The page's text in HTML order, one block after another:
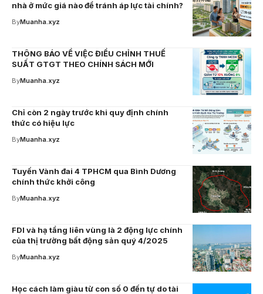
nhà ở mức giá nào để tránh áp lực tài chính?
ByMuanha.xyz
THÔNG BÁO VỀ VIỆC ĐIỀU CHỈNH THUẾ
SUẤT GTGT THEO CHÍNH SÁCH MỚI
ByMuanha.xyz
Chỉ còn 2 ngày trước khi quy định chính
thức có hiệu lực
ByMuanha.xyz
Tuyến Vành đai 4 TPHCM qua Bình Dương
chính thức khởi công
ByMuanha.xyz
FDI và hạ tầng liên vùng là 2 động lực chính
của thị trường bất động sản quý 4/2025
ByMuanha.xyz
Học cách làm giàu từ con số 0 đến tự do tài